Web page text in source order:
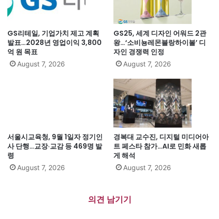
GS리테일, 기업가치 제고 계획
발표…2028년 영업이익 3,800
억 원 목표
August 7, 2026
GS25, 세계 디자인 어워드 2관
왕…‘소비뇽레몬블랑하이볼’ 디
자인 경쟁력 인정
August 7, 2026
서울시교육청, 9월 1일자 정기인
사 단행…교장·교감 등 469명 발
령
August 7, 2026
경복대 교수진, 디지털 미디어아
트 페스타 참가…AI로 민화 새롭
게 해석
August 7, 2026
의견 남기기